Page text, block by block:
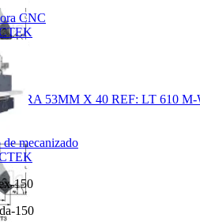
CNC
de mecanizado
53MM X 40 REF: LT 610 M-